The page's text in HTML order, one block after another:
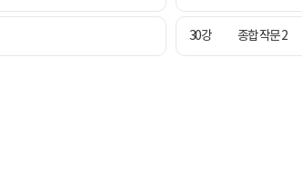
30강 종합 작문 2